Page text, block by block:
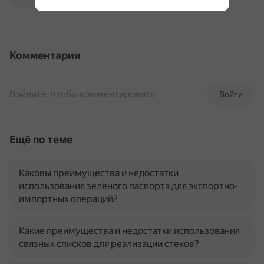
Комментарии
Войти
Войдите, чтобы комментировать
Ещё по теме
Каковы преимущества и недостатки
использования зелёного паспорта для экспортно-
импортных операций?
Какие преимущества и недостатки использования
связных списков для реализации стеков?